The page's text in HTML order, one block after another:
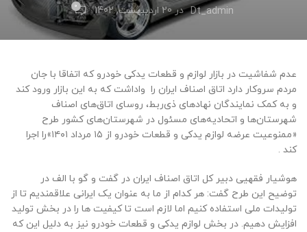
Dt_admin در 20 اردیبهشت, 1402 0
عدم شفاشیت در بازار لوازم و قطعات یدکی خودرو که اتفاقا با جان
مردم سروکار دارد اتاق اصناف ایران را واداشت که به این بازار ورود کند
و به کمک نمایندگان نهادهای ذی‌ربط، روسای اتاق‌های اصناف
شهرستان‌ها و اتحادیه‌های مسئول در شهرستان‌های کشور طرح
«ممنوعیت عرضه لوازم یدکی و قطعات خودرو از ۱۵ مرداد ۱۴۰۱»را اجرا
کند .
هوشیار فقهیی دبیر کل اتاق اصناف ایران در گفت و گو با الف در
توضیح این طرح گفت: هر کدام از ما به عنوان یک ایرانی علاقمندیم تا از
تولیدات ملی استفاده کنیم اما لازم است تا کیفیت ها را در بخش تولید
افزایش دهیم. در بخش لوازم یدکی و قطعات خودرو نیز به دلیل این که